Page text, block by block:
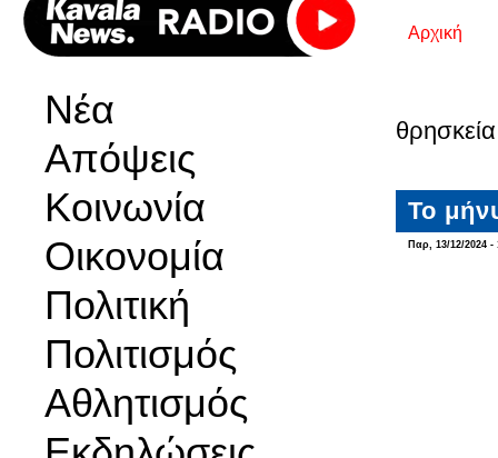
Νέα
Απόψεις
Κοινωνία
Οικονομία
Πολιτική
Πολιτισμός
Αθλητισμός
Αρχική
θρησκεία
Το
Παρ, 13/12/2024 -